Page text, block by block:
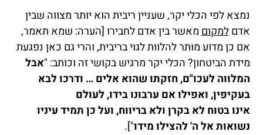
נמצא לפי הכלי יקר, שעניין ריבית הוא יותר מצווה שבין
אדםלמקוםמאשר בין אדם לחבירו [הערה: שמא תאמר,
אם כן מדוע מותר להלוות לגוי בריבית, והרי גם כאן נפגעת
מידת הביטחון? הכלי יקר מרגיש בקושי זה וכותב: "אבל
המלווה לעכו"ם, חזקתו שהוא אלים … ודרכו לבא
בעקיפין, ואפילו אם ערבונו בידו, לעולם
אינו בטוח לא בקרן ולא בריווח, ועל כן תמיד עיניו
נשואות אל ה' להצילו מידו"].